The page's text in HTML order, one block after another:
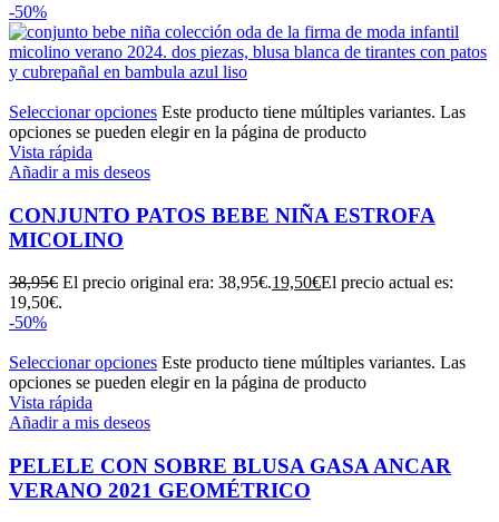
-50%
Seleccionar opciones Este producto tiene múltiples variantes. Las
opciones se pueden elegir en la página de producto
Vista rápida
Añadir a mis deseos
CONJUNTO PATOS BEBE NIÑA ESTROFA
MICOLINO
38,95€ El precio original era: 38,95€.19,50€El precio actual es:
19,50€.
-50%
Seleccionar opciones Este producto tiene múltiples variantes. Las
opciones se pueden elegir en la página de producto
Vista rápida
Añadir a mis deseos
PELELE CON SOBRE BLUSA GASA ANCAR
VERANO 2021 GEOMÉTRICO